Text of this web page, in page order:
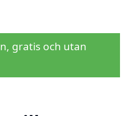
gratis och utan